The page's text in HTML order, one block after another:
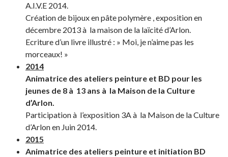
A.I.V.E 2014.
Création de bijoux en pâte polymère , exposition en
décembre 2013 à la maison de la laïcité d’Arlon.
Ecriture d’un livre illustré : » Moi, je n’aime pas les
morceaux! »
2014
Animatrice des ateliers peinture et BD pour les
jeunes de 8 à 13 ans à la Maison de la Culture
d’Arlon.
Participation à l’exposition 3A à la Maison de la Culture
d’Arlon en Juin 2014.
2015
Animatrice des ateliers peinture et initiation BD